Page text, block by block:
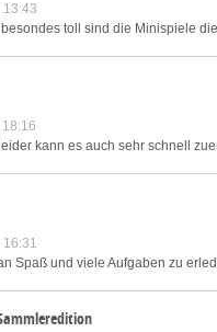
13:43
toll sind die Minispiele
kann es auch sehr schnell
16:31
Spaß und viele Aufgaben zu